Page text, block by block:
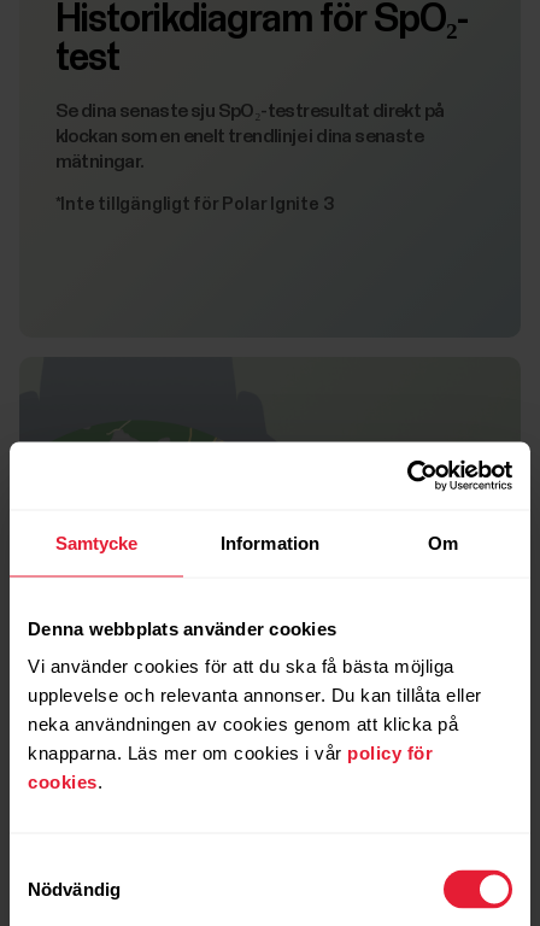
Samtycke Information Om
Denna webbplats använder cookies
Vi använder cookies för att du ska få bästa möjliga
upplevelse och relevanta annonser. Du kan tillåta eller
neka användningen av cookies genom att klicka på
knapparna. Läs mer om cookies i vår policy för
cookies.
Nödvändig
Historikdiagram för SpO₂-
test
Se dina senaste sju SpO₂-testresultat direkt på
klockan som en enelt trendlinje i dina senaste
mätningar.
*Inte tillgängligt för Polar Ignite 3